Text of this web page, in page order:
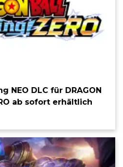
NEO DLC für DRAGON
ab sofort erhältlich